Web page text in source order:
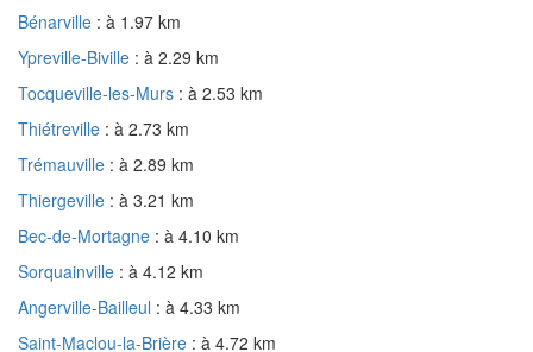
Bénarville : à 1.97 km
Ypreville-Biville : à 2.29 km
Tocqueville-les-Murs : à 2.53 km
Thiétreville : à 2.73 km
Trémauville : à 2.89 km
Thiergeville : à 3.21 km
Bec-de-Mortagne : à 4.10 km
Sorquainville : à 4.12 km
Angerville-Bailleul : à 4.33 km
Saint-Maclou-la-Brière : à 4.72 km